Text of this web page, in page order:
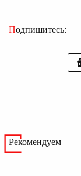
Подпишитесь:
Рекомендуем